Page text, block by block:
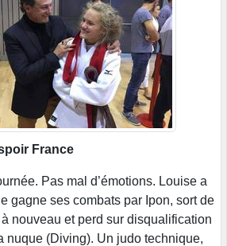
France
Pas mal d’émotions. Louise a
gagne ses combats par Ipon, sort de
nouveau et perd sur disqualification
nuque (Diving). Un judo technique,